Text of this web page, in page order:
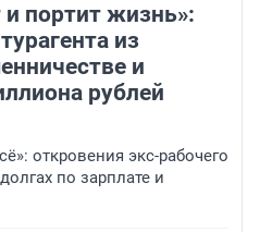
портит жизнь»:
из
и
рублей
откровения экс-рабочего
по зарплате и